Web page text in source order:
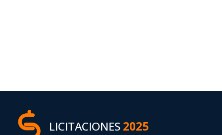
LICITACIONES2025